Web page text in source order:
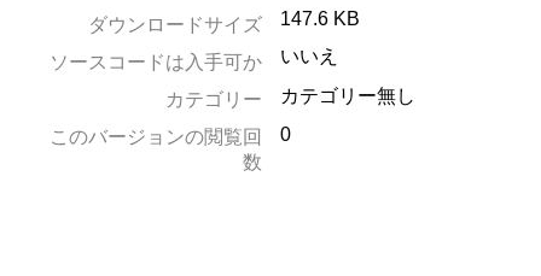
ダウンロードサイズ 147.6 KB
ソースコードは入手可か いいえ
カテゴリー
カテゴリー無し
このバージョンの閲覧回
数
0